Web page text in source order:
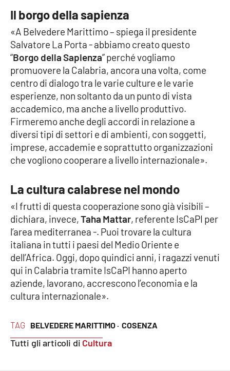
Venti di comunicazione
STREAMING
LaC TV
LaC Network
LaC OnAir
Catanzaro
Crotone
Vibo Valentia
Reggio Calabria
Lamezia Terme
TAG BELVEDERE MARITTIMO · COSENZA
Tutti gli articoli di Cultura
Il borgo della sapienza
«A Belvedere Marittimo – spiega il presidente
Salvatore La Porta - abbiamo creato questo
“Borgo della Sapienza” perché vogliamo
promuovere la Calabria, ancora una volta, come
centro di dialogo tra le varie culture e le varie
esperienze, non soltanto da un punto di vista
accademico, ma anche a livello produttivo.
Firmeremo anche degli accordi in relazione a
diversi tipi di settori e di ambienti, con soggetti,
imprese, accademie e soprattutto organizzazioni
che vogliono cooperare a livello internazionale».
La cultura calabrese nel mondo
«I frutti di questa cooperazione sono già visibili –
dichiara, invece,Taha Mattar, referente IsCaPI per
l’area mediterranea -. Puoi trovare la cultura
italiana in tutti i paesi del Medio Oriente e
dell’Africa. Oggi, dopo quindici anni, i ragazzi venuti
qui in Calabria tramite IsCaPI hanno aperto
aziende, lavorano, accrescono l’economia e la
cultura internazionale».